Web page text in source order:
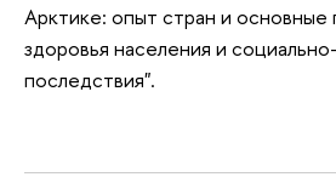
Арктике: опыт стран и основные
здоровья населения и
последствия".